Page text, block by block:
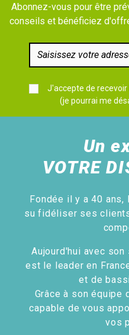
Abonnez-vous pour être
conseils et bénéficiez
J'accepte de
(je pourrai me
Un
VOTRE
Fondée il y a 40
su fidéliser ses
Aujourd'hui avec
est le leader en
et de
Grâce à son équipe
capable de vous
vos